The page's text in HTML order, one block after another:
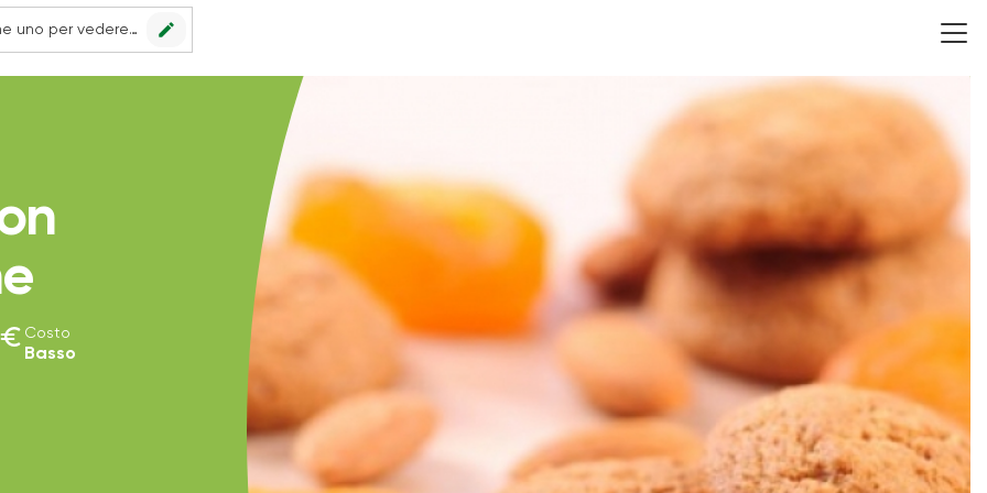
Nessun punto vendita impostato, scegline uno per vedere le offerte. edit
euro Costo
Basso